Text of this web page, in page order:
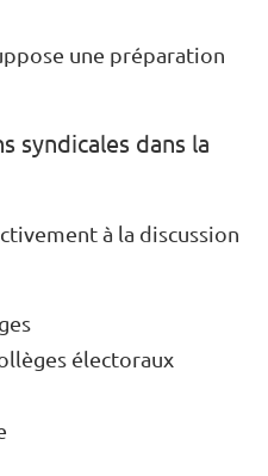
une préparation
syndicales dans la
à la discussion
électoraux